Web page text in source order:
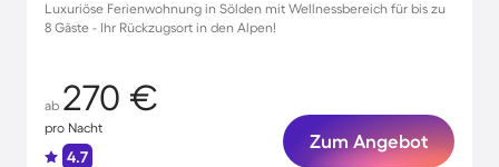
Luxuriöse Ferienwohnung in Sölden mit Wellnessbereich für bis zu
8 Gäste - Ihr Rückzugsort in den Alpen!
ab 270 €
pro Nacht
4.7
Zum Angebot